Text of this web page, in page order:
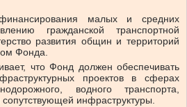
малых и средних
гражданской транспортной
развития общин и территорий
Фонда.
что Фонд должен обеспечивать
проектов в сферах
водного транспорта,
инфраструктуры.